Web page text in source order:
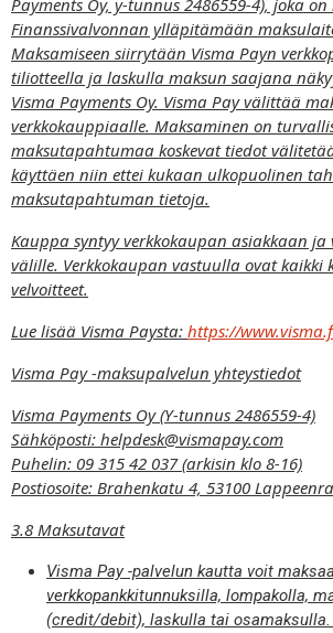
Payments Oy, y-tunnus 2486559-4), joka
Finanssivalvonnan ylläpitämään
Maksamiseen siirrytään Visma Payn
tiliotteella ja laskulla maksun saajana
Visma Payments Oy. Visma Pay välittää
verkkokauppiaalle. Maksaminen on
maksutapahtumaa koskevat tiedot
käyttäen niin ettei kukaan ulkopuolinen
maksutapahtuman tietoja.
Kauppa syntyy verkkokaupan asiakkaan ja
välille. Verkkokaupan vastuulla ovat
velvoitteet.
Lue lisää Visma Paysta: https://
Visma Pay -maksupalvelun yhteystiedot
Visma Payments Oy (Y-tunnus 2486559-4)
Sähköposti: helpdesk@vismapay.com
Puhelin: 09 315 42 037 (arkisin klo 8-16)
Postiosoite: Brahenkatu 4, 53100
3.8 Maksutavat
Visma Pay -palvelun kautta voit maksaa
verkkopankkitunnuksilla, lompakolla,
(credit/debit), laskulla tai